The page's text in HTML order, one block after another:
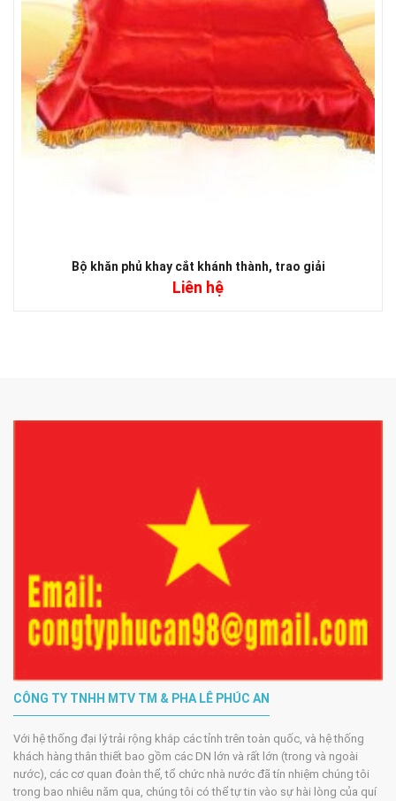
Bộ khăn phủ khay cắt khánh thành, trao giải
Liên hệ
CÔNG TY TNHH MTV TM & PHA LÊ PHÚC AN
Với hệ thống đại lý trải rộng khắp các tỉnh trên toàn quốc, và hệ thống
khách hàng thân thiết bao gồm các DN lớn và rất lớn (trong và ngoài
nước), các cơ quan đoàn thể, tổ chức nhà nước đã tín nhiệm chúng tôi
trong bao nhiêu năm qua, chúng tôi có thể tự tin vào sự hài lòng của quí